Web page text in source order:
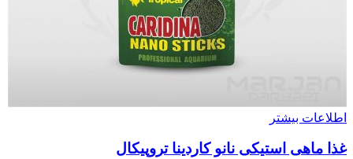
اطلاعات بیشتر
غذا ماهی استیکی نانو کاردینا تروپیکال